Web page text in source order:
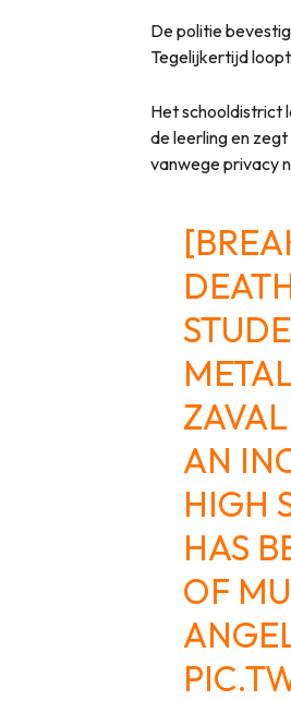
De politie
Tegelijkertijd
Het schooldistrict
de leerling en
vanwege privacy
AN
HIGH
HAS
OF